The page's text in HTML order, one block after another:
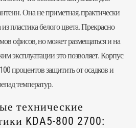
Она не приметная, практически
пластика белого цвета. Прекрасно
офисов, но может размещаться и на
эксплуатации это позволяет. Корпус
процентов защитить от осадков и
температур.
технические
KDA5-800 2700: